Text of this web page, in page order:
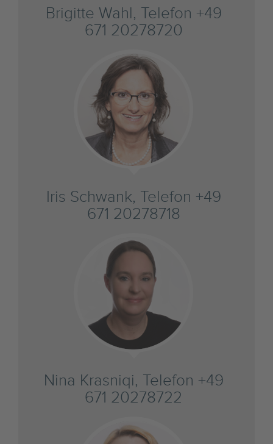
Brigitte Wahl, Telefon +49
671 20278720
Iris Schwank, Telefon +49
671 20278718
Nina Krasniqi, Telefon +49
671 20278722